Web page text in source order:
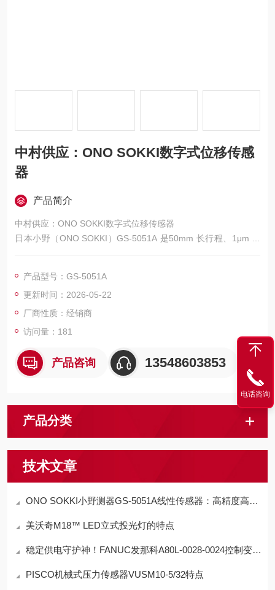
中村供应：ONO SOKKI数字式位移传感
器
产品简介
中村供应：ONO SOKKI数字式位移传感器
日本小野（ONO SOKKI）GS-5051A 是50mm 长行程、1μm 高
分辨率数字式位移传感器，采用滚珠轴承结构，1500 万次超长寿
测，兼具高精度、长寿命与工业级抗振抗冲击能力。
产品型号：GS-5051A
更新时间：2026-05-22
厂商性质：经销商
访问量：181
产品咨询 13548603853
产品分类
技术文章
ONO SOKKI小野测器GS-5051A线性传感器：高精度高耐久，赋能精密测量新升级
美沃奇M18™ LED立式投光灯​的特点
稳定供电守护神！FANUC发那科A80L-0028-0024控制变压器，工业电源核心之选
PISCO机械式压力传感器VUSM10-5/32特点
电话咨询